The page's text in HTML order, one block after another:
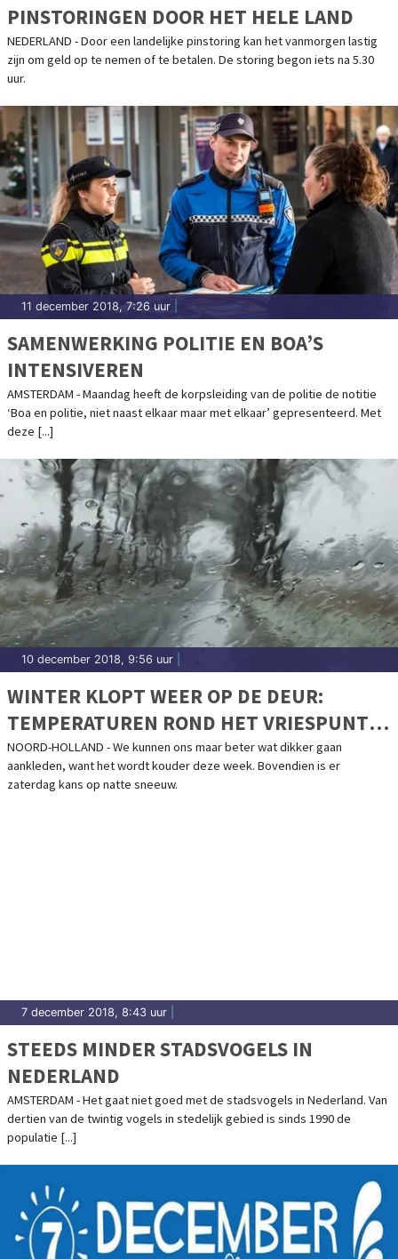
PINSTORINGEN DOOR HET HELE LAND
NEDERLAND - Door een landelijke pinstoring kan het vanmorgen lastig
zijn om geld op te nemen of te betalen. De storing begon iets na 5.30
uur.
11 december 2018, 7:26 uur
SAMENWERKING POLITIE EN BOA’S
INTENSIVEREN
AMSTERDAM - Maandag heeft de korpsleiding van de politie de notitie
‘Boa en politie, niet naast elkaar maar met elkaar’ gepresenteerd. Met
deze [...]
10 december 2018, 9:56 uur
WINTER KLOPT WEER OP DE DEUR:
TEMPERATUREN ROND HET VRIESPUNT
EN NATTE SNEEUW OP KOMST
NOORD-HOLLAND - We kunnen ons maar beter wat dikker gaan
aankleden, want het wordt kouder deze week. Bovendien is er
zaterdag kans op natte sneeuw.
7 december 2018, 8:43 uur
STEEDS MINDER STADSVOGELS IN
NEDERLAND
AMSTERDAM - Het gaat niet goed met de stadsvogels in Nederland. Van
dertien van de twintig vogels in stedelijk gebied is sinds 1990 de
populatie [...]